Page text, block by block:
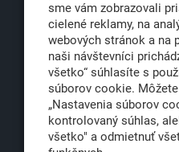
+421 2
Copyright:
Všetky
sme vám zobrazovali
cielené reklamy, na
webových stránok a na
naši návštevníci
všetko“ súhlasíte s
súborov cookie.
„Nastavenia súborov
kontrolovaný súhlas,
všetko" a odmietnuť